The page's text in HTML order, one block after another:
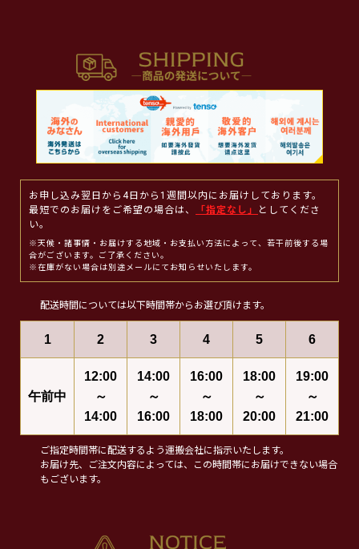
お申し込み翌日から4日から1週間以内にお届けしております。
最短でのお届けをご希望の場合は、
「指定なし」
としてくださ
い。
※天候・諸事情・お届けする地域・お支払い方法によって、若干前後する場
合がございます。ご了承ください。
※在庫がない場合は別途メールにてお知らせいたします。
配送時間については以下時間帯からお選び頂けます。
1 2 3 4 5 6
午前中
12:00
～
14:00
14:00
～
16:00
16:00
～
18:00
18:00
～
20:00
19:00
～
21:00
ご指定時間帯に配送するよう運搬会社に指示いたします。
お届け先、ご注文内容によっては、この時間帯にお届けできない場合
もございます。